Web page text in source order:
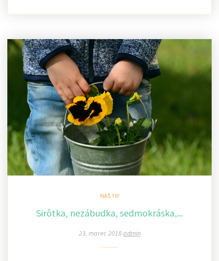
NÁŠ TIP
Sirôtka, nezábudka, sedmokráska,...
23. marec 2018admin